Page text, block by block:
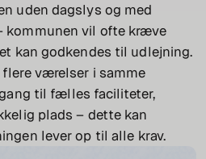
uden dagslys og med
kommunen vil ofte kræve
kan godkendes til udlejning.
værelser i samme
til fælles faciliteter,
plads – dette kan
lever op til alle krav.